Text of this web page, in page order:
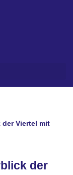
Viertel mit
der